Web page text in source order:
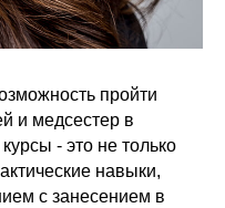
пройти
и медсестер в
- это не только
навыки,
с занесением в